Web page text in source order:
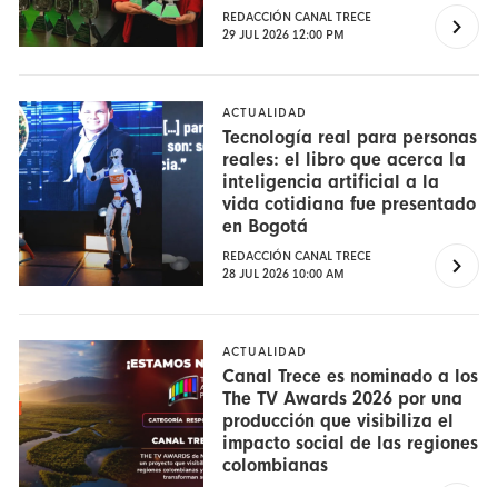
REDACCIÓN CANAL TRECE
29 JUL 2026 12:00 PM
ACTUALIDAD
Tecnología real para personas
reales: el libro que acerca la
inteligencia artificial a la
vida cotidiana fue presentado
en Bogotá
REDACCIÓN CANAL TRECE
28 JUL 2026 10:00 AM
ACTUALIDAD
Canal Trece es nominado a los
The TV Awards 2026 por una
producción que visibiliza el
impacto social de las regiones
colombianas